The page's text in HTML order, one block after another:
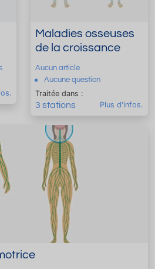
Maladies osseuses
de la croissance
Aucun article
Aucune question
Traitée dans :
3 stations Plus d'infos.